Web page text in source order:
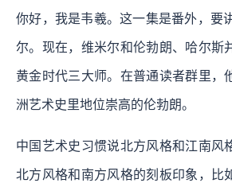
你好，我是韦羲。这一集是番外，要
尔。现在，维米尔和伦勃朗、哈尔斯
黄金时代三大师。在普通读者群里，
洲艺术史里地位崇高的伦勃朗。
中国艺术史习惯说北方风格和江南风
北方风格和南方风格的刻板印象，比